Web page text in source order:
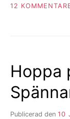
12
Hoppa
Publicerad den 10